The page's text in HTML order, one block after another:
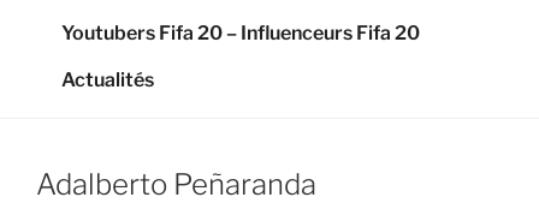
Youtubers Fifa 20 – Influenceurs Fifa 20
Actualités
Adalberto Peñaranda